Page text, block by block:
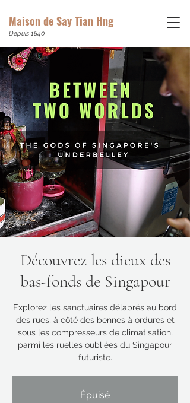
Maison de Say Tian Hng
Depuis 1840
Découvrez les dieux des
bas-fonds de Singapour
Explorez les sanctuaires délabrés au bord
des rues, à côté des bennes à ordures et
sous les compresseurs de climatisation,
parmi les ruelles oubliées du Singapour
futuriste.
Épuisé